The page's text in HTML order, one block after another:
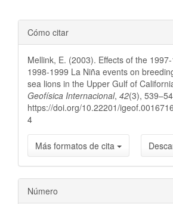
Detalles
del
artículo
Cómo citar
Mellink, E. (2003). Effects of the
1998-1999 La Niña events on
sea lions in the Upper Gulf of
Geofísica Internacional, 42(3),
https://doi.org/10.22201/
4
Más formatos de cita
Número